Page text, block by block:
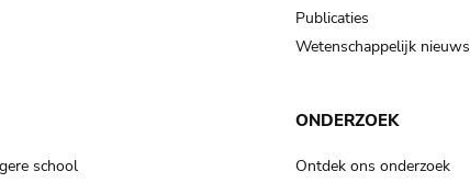
Publicaties
Wetenschappelijk nieuws
school
ONDERZOEK
Ontdek ons onderzoek